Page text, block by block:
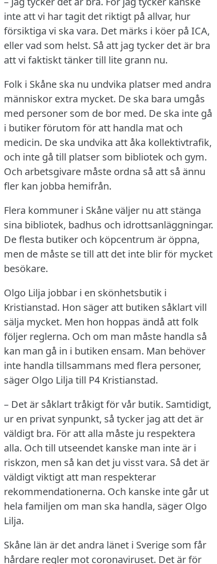
inte att vi har tagit det riktigt på allvar, hur
försiktiga vi ska vara. Det märks i köer på ICA,
eller vad som helst. Så att jag tycker det är bra
att vi faktiskt tänker till lite grann nu.
Folk i Skåne ska nu undvika platser med andra
människor extra mycket. De ska bara umgås
med personer som de bor med. De ska inte gå
i butiker förutom för att handla mat och
medicin. De ska undvika att åka kollektivtrafik,
och inte gå till platser som bibliotek och gym.
Och arbetsgivare måste ordna så att så ännu
fler kan jobba hemifrån.
Flera kommuner i Skåne väljer nu att stänga
sina bibliotek, badhus och idrottsanläggningar.
De flesta butiker och köpcentrum är öppna,
men de måste se till att det inte blir för mycket
besökare.
Olgo Lilja jobbar i en skönhetsbutik i
Kristianstad. Hon säger att butiken såklart vill
sälja mycket. Men hon hoppas ändå att folk
följer reglerna. Och om man måste handla så
kan man gå in i butiken ensam. Man behöver
inte handla tillsammans med flera personer,
säger Olgo Lilja till P4 Kristianstad.
– Det är såklart tråkigt för vår butik. Samtidigt,
ur en privat synpunkt, så tycker jag att det är
väldigt bra. För att alla måste ju respektera
alla. Och till utseendet kanske man inte är i
riskzon, men så kan det ju visst vara. Så det är
väldigt viktigt att man respekterar
rekommendationerna. Och kanske inte går ut
hela familjen om man ska handla, säger Olgo
Lilja.
Skåne län är det andra länet i Sverige som får
hårdare regler mot coronaviruset. Det är för